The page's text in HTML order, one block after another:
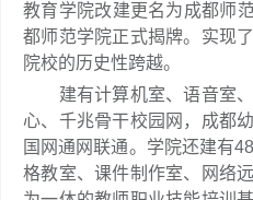
教育学院改建更名为成都师
都师范学院正式揭牌。实现
院校的历史性跨越。
建有计算机室、语音室、
心、千兆骨干校园网，成都
国网通网联通。学院还建有
格教室、课件制作室、网络